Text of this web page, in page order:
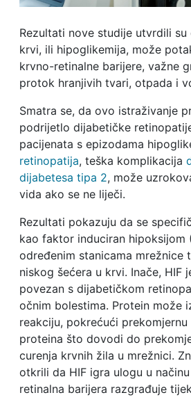
Rezultati nove studije utvrdili su
krvi, ili hipoglikemija, može
krvno-retinalne barijere, važne
protok hranjivih tvari, otpada i
Smatra se, da ovo istraživanje
podrijetlo dijabetičke
pacijenata s epizodama
retinopatija, teška komplikacija
dijabetesa tipa 2, može
vida ako se ne liječi.
Rezultati pokazuju da se
kao faktor induciran hipoksijom
određenim stanicama mrežnice
niskog šećera u krvi. Inače, HIF
povezan s dijabetičkom
očnim bolestima. Protein može
reakciju, pokrećući
proteina što dovodi do
curenja krvnih žila u mrežnici.
otkrili da HIF igra ulogu u
retinalna barijera razgrađuje